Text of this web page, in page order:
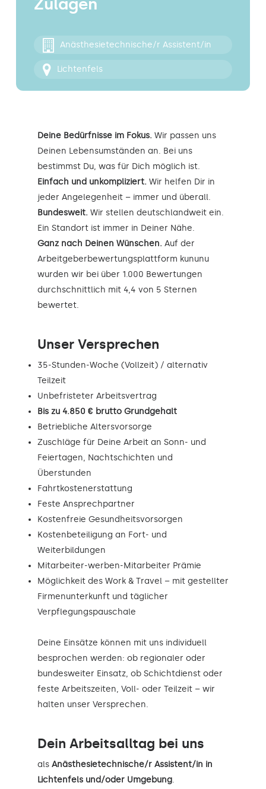
Kontakt
Zulagen
Anästhesietechnische/r Assistent/in
Lichtenfels
Deine Bedürfnisse im Fokus. Wir passen uns
Deinen Lebensumständen an. Bei uns
bestimmst Du, was für Dich möglich ist.
Einfach und unkompliziert. Wir helfen Dir in
jeder Angelegenheit – immer und überall.
Bundesweit. Wir stellen deutschlandweit ein.
Ein Standort ist immer in Deiner Nähe.
Ganz nach Deinen Wünschen. Auf der
Arbeitgeberbewertungsplattform kununu
wurden wir bei über 1.000 Bewertungen
durchschnittlich mit 4,4 von 5 Sternen
bewertet.
Unser Versprechen
35-Stunden-Woche (Vollzeit) / alternativ
Teilzeit
Unbefristeter Arbeitsvertrag
Bis zu 4.850 € brutto Grundgehalt
Betriebliche Altersvorsorge
Zuschläge für Deine Arbeit an Sonn- und
Feiertagen, Nachtschichten und
Überstunden
Fahrtkostenerstattung
Feste Ansprechpartner
Kostenfreie Gesundheitsvorsorgen
Kostenbeteiligung an Fort- und
Weiterbildungen
Mitarbeiter-werben-Mitarbeiter Prämie
Möglichkeit des Work & Travel – mit gestellter
Firmenunterkunft und täglicher
Verpflegungspauschale
Deine Einsätze können mit uns individuell
besprochen werden: ob regionaler oder
bundesweiter Einsatz, ob Schichtdienst oder
feste Arbeitszeiten, Voll- oder Teilzeit – wir
halten unser Versprechen.
Dein Arbeitsalltag bei uns
als Anästhesietechnische/r Assistent/in in
Lichtenfels und/oder Umgebung.